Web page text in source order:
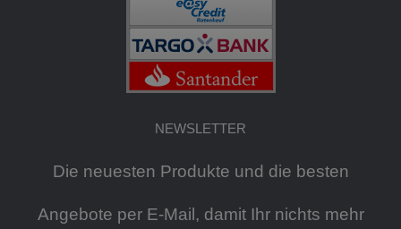
NEWSLETTER
Die neuesten Produkte und die besten
Angebote per E-Mail, damit Ihr nichts mehr